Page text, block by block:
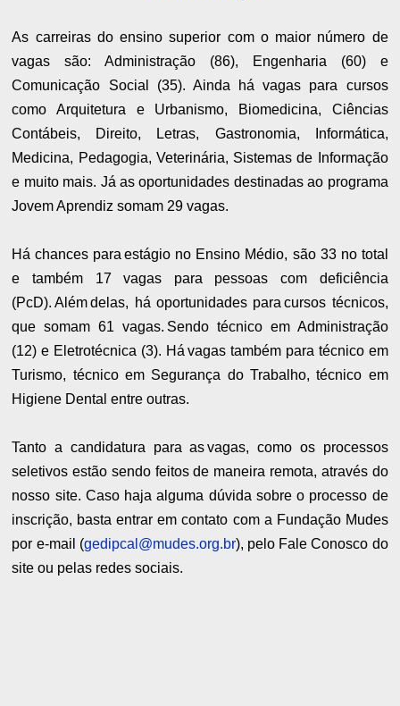
As carreiras do ensino superior com o maior número de
vagas são: Administração (86), Engenharia (60) e
Comunicação Social (35). Ainda há vagas para cursos
como Arquitetura e Urbanismo, Biomedicina, Ciências
Contábeis, Direito, Letras, Gastronomia, Informática,
Medicina, Pedagogia, Veterinária, Sistemas de Informação
e muito mais. Já as oportunidades destinadas ao programa
Jovem Aprendiz somam 29 vagas.
Há chances para estágio no Ensino Médio, são 33 no total
e também 17 vagas para pessoas com deficiência
(PcD). Além delas, há oportunidades para cursos técnicos,
que somam 61 vagas. Sendo técnico em Administração
(12) e Eletrotécnica (3). Há vagas também para técnico em
Turismo, técnico em Segurança do Trabalho, técnico em
Higiene Dental entre outras.
Tanto a candidatura para as vagas, como os processos
seletivos estão sendo feitos de maneira remota, através do
nosso site. Caso haja alguma dúvida sobre o processo de
inscrição, basta entrar em contato com a Fundação Mudes
por e-mail (gedipcal@mudes.org.br), pelo Fale Conosco do
site ou pelas redes sociais.